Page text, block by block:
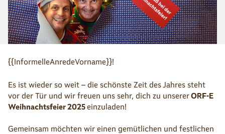
{{InformelleAnredeVorname}}!
Es ist wieder so weit – die schönste Zeit des Jahres steht
vor der Tür und wir freuen uns sehr, dich zu unsererORF-E
Weihnachtsfeier 2025einzuladen!
Gemeinsam möchten wir einen gemütlichen und festlichen